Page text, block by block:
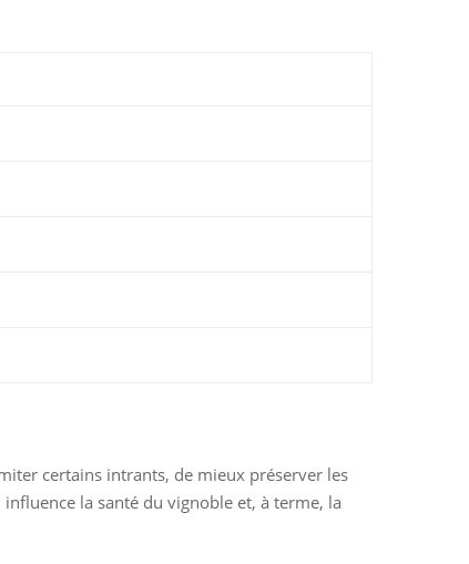
certains intrants, de mieux préserver les
la santé du vignoble et, à terme, la